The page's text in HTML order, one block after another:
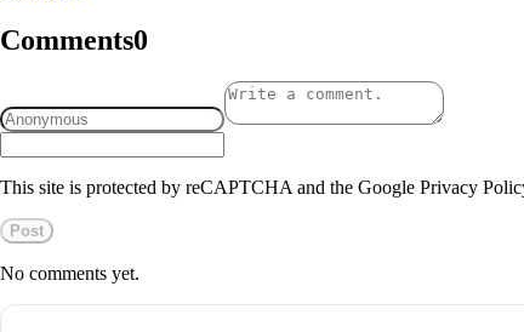
Comments0
This site is protected by reCAPTCHA and the Google Privacy
Post
No comments yet.